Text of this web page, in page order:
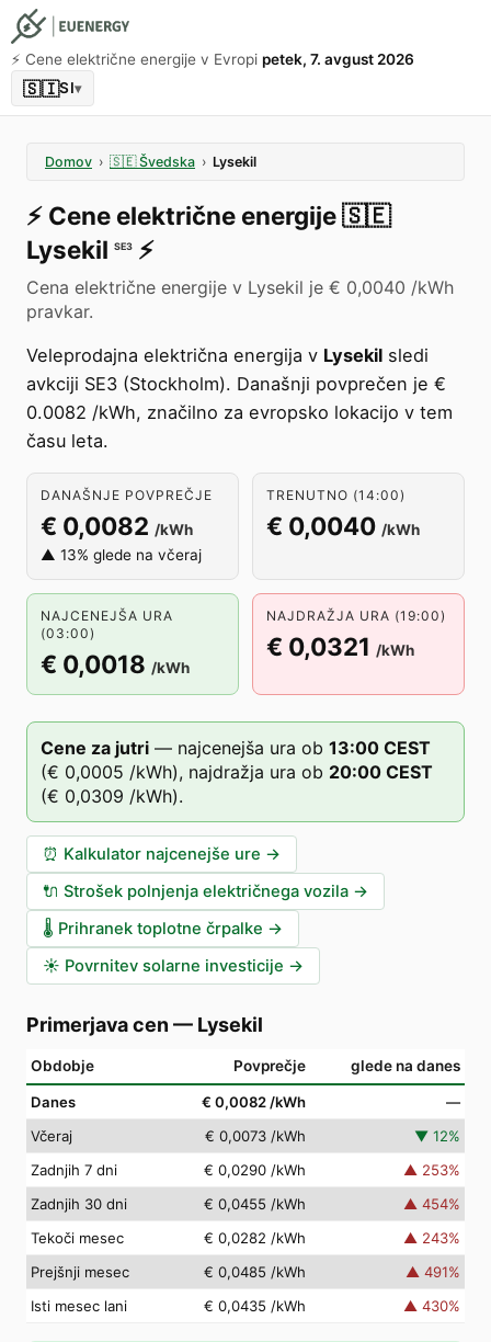
⚡️ Cene električne energije v Evropi petek, 7. avgust 2026
🇸🇮SI▾
Domov › 🇸🇪 Švedska › Lysekil
⚡️ Cene električne energije🇸🇪
Lysekil SE3 ⚡️
Cena električne energije v Lysekil je € 0,0040 /kWh
pravkar.
Veleprodajna električna energija v Lysekil sledi
avkciji SE3 (Stockholm). Današnji povprečen je €
0.0082 /kWh, značilno za evropsko lokacijo v tem
času leta.
DANAŠNJE POVPREČJE
€ 0,0082 /kWh
▲ 13% glede na včeraj
TRENUTNO (14:00)
€ 0,0040 /kWh
NAJCENEJŠA URA
(03:00)
€ 0,0018 /kWh
NAJDRAŽJA URA (19:00)
€ 0,0321 /kWh
Cene za jutri — najcenejša ura ob 13:00 CEST
(€ 0,0005 /kWh), najdražja ura ob 20:00 CEST
(€ 0,0309 /kWh).
⏰ Kalkulator najcenejše ure →
🔌 Strošek polnjenja električnega vozila →
🌡️ Prihranek toplotne črpalke →
☀️ Povrnitev solarne investicije →
Primerjava cen — Lysekil
Obdobje Povprečje glede na danes
Danes € 0,0082 /kWh
—
Včeraj
€ 0,0073 /kWh ▼ 12%
Zadnjih 7 dni
€ 0,0290 /kWh ▲ 253%
Zadnjih 30 dni
€ 0,0455 /kWh ▲ 454%
Tekoči mesec
€ 0,0282 /kWh ▲ 243%
Prejšnji mesec
€ 0,0485 /kWh ▲ 491%
Isti mesec lani
€ 0,0435 /kWh ▲ 430%